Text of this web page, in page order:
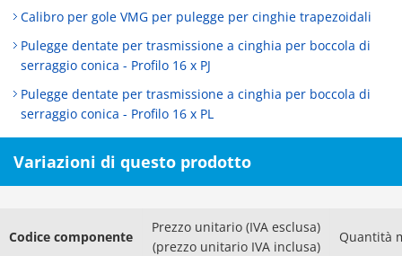
Calibro per gole VMG per pulegge per cinghie trapezoidali
Pulegge dentate per trasmissione a cinghia per boccola di
serraggio conica - Profilo 16 x PJ
Pulegge dentate per trasmissione a cinghia per boccola di
serraggio conica - Profilo 16 x PL
Variazioni di questo prodotto
Codice componente
Prezzo unitario (IVA esclusa)
(prezzo unitario IVA inclusa)
Quantità